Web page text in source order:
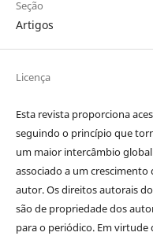
Seção
Artigos
Licença
Esta revista proporciona
seguindo o princípio que
um maior intercâmbio
associado a um
autor. Os direitos autorais
são de propriedade dos
para o periódico. Em virtude